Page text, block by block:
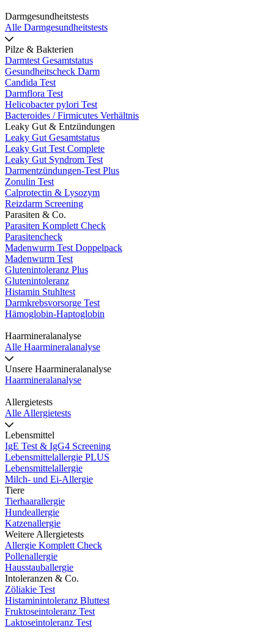
Darmgesundheitstests
Alle Darmgesundheitstests
Pilze & Bakterien
Darmtest Gesamtstatus
Gesundheitscheck Darm
Candida Test
Darmflora Test
Helicobacter pylori Test
Bacteroides / Firmicutes Verhältnis
Leaky Gut & Entzündungen
Leaky Gut Gesamtstatus
Leaky Gut Test Complete
Leaky Gut Syndrom Test
Darmentzündungen-Test Plus
Zonulin Test
Calprotectin & Lysozym
Reizdarm Screening
Parasiten & Co.
Parasiten Komplett Check
Parasitencheck
Madenwurm Test Doppelpack
Madenwurm Test
Glutenintoleranz Plus
Glutenintoleranz
Histamin Stuhltest
Darmkrebsvorsorge Test
Hämoglobin-Haptoglobin
Haarmineralanalyse
Alle Haarmineralanalyse
Unsere Haarmineralanalyse
Haarmineralanalyse
Allergietests
Alle Allergietests
Lebensmittel
IgE Test & IgG4 Screening
Lebensmittelallergie PLUS
Lebensmittelallergie
Milch- und Ei-Allergie
Tiere
Tierhaarallergie
Hundeallergie
Katzenallergie
Weitere Allergietests
Allergie Komplett Check
Pollenallergie
Hausstauballergie
Intoleranzen & Co.
Zöliakie Test
Histaminintoleranz Bluttest
Fruktoseintoleranz Test
Laktoseintoleranz Test